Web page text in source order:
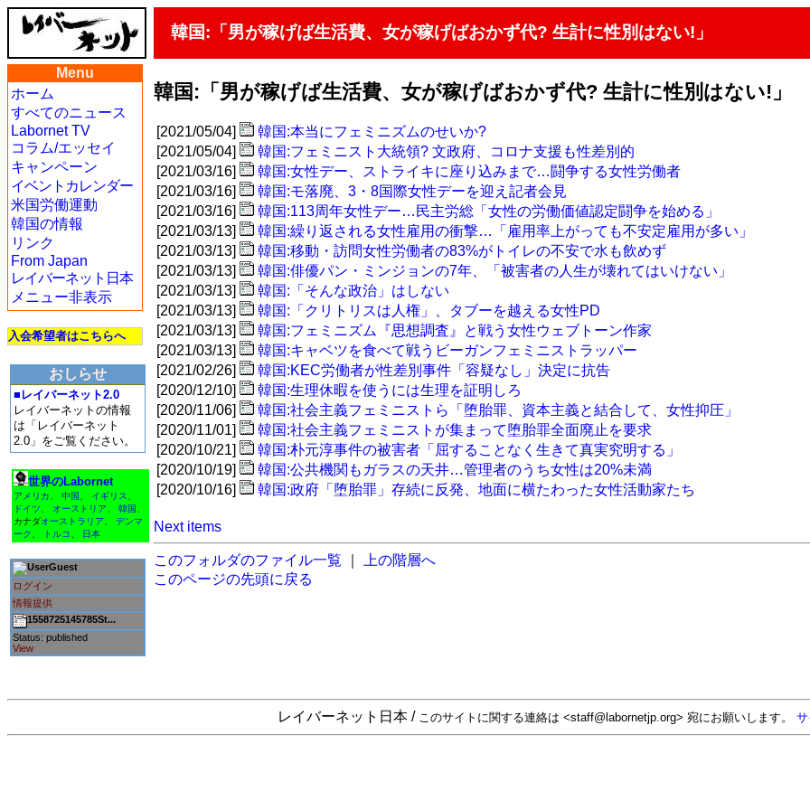
韓国:「男が稼げば生活費、女が稼げばおかず代? 生計に性別はない!」
Menu
ホーム
すべてのニュース
Labornet TV
コラム/エッセイ
キャンペーン
イベントカレンダー
米国労働運動
韓国の情報
リンク
From Japan
レイバーネット日本
メニュー非表示
入会希望者はこちらへ
おしらせ
■レイバーネット2.0
レイバーネットの情報
は「レイバーネット
2.0」をご覧ください。
世界のLabornet
アメリカ 中国 イギリス
ドイツ
オーストリア 韓国
カナダオーストラリア
デンマ
ーク
トルコ 日本
Guest
ログイン
情報提供
1558725145785St...
Status: published
View
韓国:「男が稼げば生活費、女が稼げばおかず代? 生計に性別はない!」
[2021/05/04]
韓国:本当にフェミニズムのせいか?
[2021/05/04]
韓国:フェミニスト大統領? 文政府、コロナ支援も性差別的
[2021/03/16]
韓国:女性デー、ストライキに座り込みまで…闘争する女性労働者
[2021/03/16]
韓国:モ落廃、3・8国際女性デーを迎え記者会見
[2021/03/16]
韓国:113周年女性デー…民主労総「女性の労働価値認定闘争を始める」
[2021/03/13]
韓国:繰り返される女性雇用の衝撃…「雇用率上がっても不安定雇用が多い」
[2021/03/13]
韓国:移動・訪問女性労働者の83%がトイレの不安で水も飲めず
[2021/03/13]
韓国:俳優パン・ミンジョンの7年、「被害者の人生が壊れてはいけない」
[2021/03/13]
韓国:「そんな政治」はしない
[2021/03/13]
韓国:「クリトリスは人権」、タブーを越える女性PD
[2021/03/13]
韓国:フェミニズム『思想調査』と戦う女性ウェブトーン作家
[2021/03/13]
韓国:キャベツを食べて戦うビーガンフェミニストラッパー
[2021/02/26]
韓国:KEC労働者が性差別事件「容疑なし」決定に抗告
[2020/12/10]
韓国:生理休暇を使うには生理を証明しろ
[2020/11/06]
韓国:社会主義フェミニストら「堕胎罪、資本主義と結合して、女性抑圧」
[2020/11/01]
韓国:社会主義フェミニストが集まって堕胎罪全面廃止を要求
[2020/10/21]
韓国:朴元淳事件の被害者「屈することなく生きて真実究明する」
[2020/10/19]
韓国:公共機関もガラスの天井…管理者のうち女性は20%未満
[2020/10/16]
韓国:政府「堕胎罪」存続に反発、地面に横たわった女性活動家たち
Next items
このフォルダのファイル一覧
上の階層へ
このページの先頭に戻る
レイバーネット日本 / このサイトに関する連絡は <staff@labornetjp.org> 宛にお願いします。